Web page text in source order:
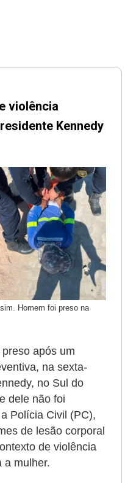
violência
Kennedy
Homem foi preso na
após um
na sexta-
no Sul do
dele não foi
Polícia Civil (PC),
de lesão corporal
de violência
a mulher.